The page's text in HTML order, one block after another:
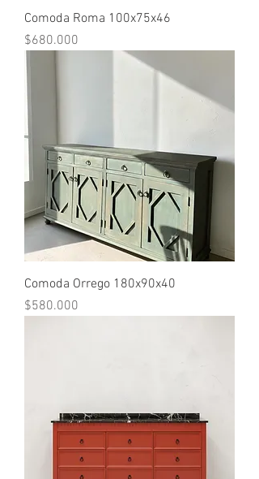
Comoda Roma 100x75x46
Precio
$680.000
Comoda Orrego 180x90x40
Precio
$580.000